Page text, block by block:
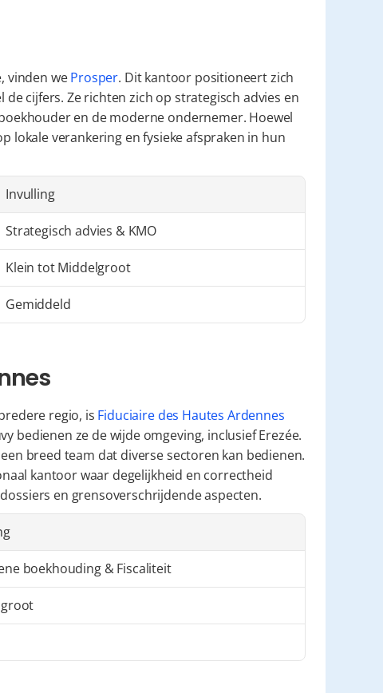
vinden we Prosper. Dit kantoor positioneert zich
cijfers. Ze richten zich op strategisch advies en
en de moderne ondernemer. Hoewel
lokale verankering en fysieke afspraken in hun
Invulling
Strategisch advies & KMO
Klein tot Middelgroot
Gemiddeld
regio, is Fiduciaire des Hautes Ardennes
bedienen ze de wijde omgeving, inclusief Erezée.
breed team dat diverse sectoren kan bedienen.
kantoor waar degelijkheid en correctheid
en grensoverschrijdende aspecten.
boekhouding & Fiscaliteit